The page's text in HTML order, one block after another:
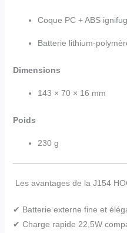
Coque PC + ABS
Batterie lithium-
Dimensions
143 × 70 × 16 mm
Poids
230 g
Les avantages de la J154
✔ Batterie externe fine et
✔ Charge rapide 22,5W